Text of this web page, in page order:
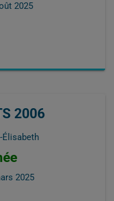
2025
2006
Élisabeth
2025